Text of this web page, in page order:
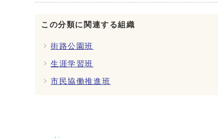
この分類に関連する組織
街路公園班
生涯学習班
市民協働推進班